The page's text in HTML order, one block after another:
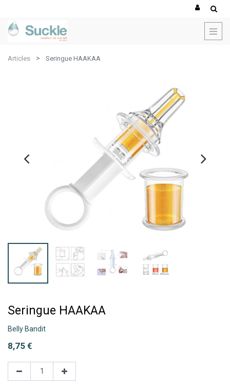
Articles Seringue HAAKAA
Seringue HAAKAA
Belly Bandit
8,75 €